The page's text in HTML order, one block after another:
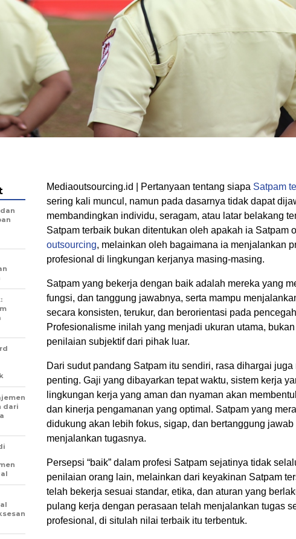
Mediaoutsourcing.id | Pertanyaan tentang siapa Satpam
sering kali muncul, namun pada dasarnya tidak dapat
membandingkan individu, seragam, atau latar belakang
Satpam terbaik bukan ditentukan oleh apakah ia Satpam
outsourcing, melainkan oleh bagaimana ia menjalankan
profesional di lingkungan kerjanya masing-masing.
Satpam yang bekerja dengan baik adalah mereka yang
fungsi, dan tanggung jawabnya, serta mampu
secara konsisten, terukur, dan berorientasi pada
Profesionalisme inilah yang menjadi ukuran utama,
penilaian subjektif dari pihak luar.
Dari sudut pandang Satpam itu sendiri, rasa dihargai juga
penting. Gaji yang dibayarkan tepat waktu, sistem kerja
lingkungan kerja yang aman dan nyaman akan
dan kinerja pengamanan yang optimal. Satpam yang
didukung akan lebih fokus, sigap, dan bertanggung jawab
menjalankan tugasnya.
Persepsi “baik” dalam profesi Satpam sejatinya tidak
penilaian orang lain, melainkan dari keyakinan Satpam
telah bekerja sesuai standar, etika, dan aturan yang
pulang kerja dengan perasaan telah menjalankan tugas
profesional, di situlah nilai terbaik itu terbentuk.
dari